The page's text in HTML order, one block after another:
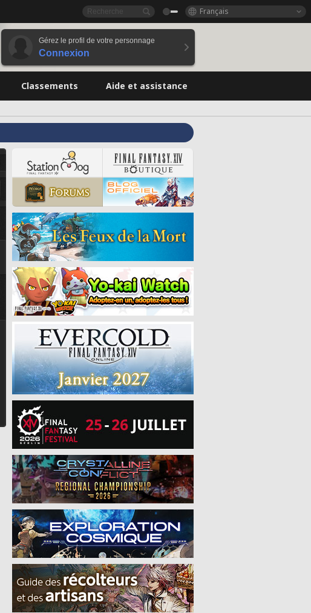
Français
Gérez le profil de votre personnage
Connexion
Classements Aide et assistance